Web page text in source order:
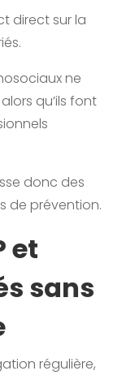
direct sur la
ne
qu’ils font
donc des
de prévention.
et
sans
régulière,